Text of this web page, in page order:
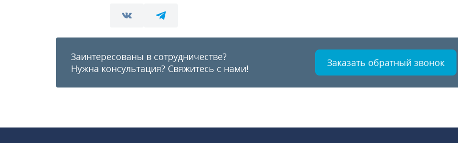
Заинтересованы в сотрудничестве?
Нужна консультация? Свяжитесь с нами! Заказать обратный звонок